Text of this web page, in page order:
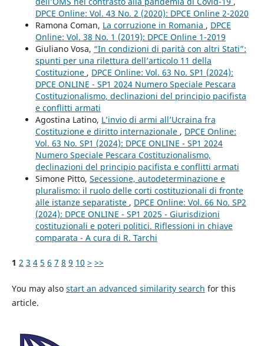
DPCE Online: Vol. 43 No. 2 (2020): DPCE Online 2-2020
Ramona Coman, La corruzione in Romania , DPCE
Online: Vol. 38 No. 1 (2019): DPCE Online 1-2019
Giuliano Vosa, “In condizioni di parità con altri Stati”:
spunti per una rilettura dell’articolo 11 della
Costituzione , DPCE Online: Vol. 63 No. SP1 (2024):
DPCE ONLINE - SP1 2024 Numero Speciale Pescara
Costituzionalismo, declinazioni del principio pacifista
e conflitti armati
Agostina Latino, L’invio di armi all’Ucraina fra
Costituzione e diritto internazionale , DPCE Online:
Vol. 63 No. SP1 (2024): DPCE ONLINE - SP1 2024
Numero Speciale Pescara Costituzionalismo,
declinazioni del principio pacifista e conflitti armati
Simone Pitto, Secessione, autodeterminazione e
pluralismo: il ruolo delle corti costituzionali di fronte
alle istanze separatiste , DPCE Online: Vol. 66 No. SP2
(2024): DPCE ONLINE - SP1 2025 - Giurisdizioni
costituzionali e poteri politici. Riflessioni in chiave
comparata - A cura di R. Tarchi
1 2 3 4 5 6 7 8 9 10 > >>
You may also start an advanced similarity search for this
article.